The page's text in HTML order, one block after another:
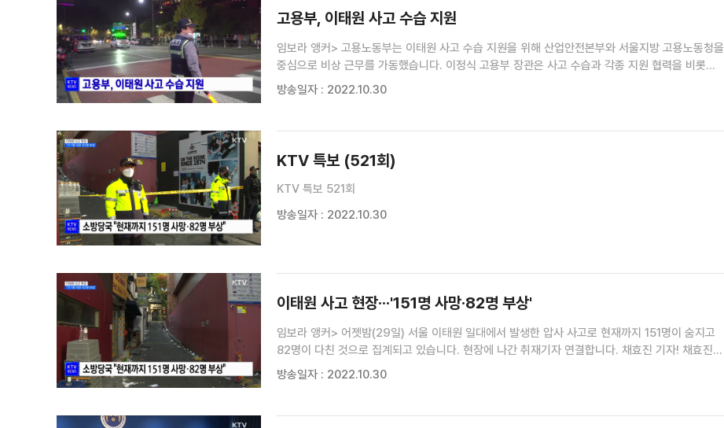
고용부, 이태원 사고 수습 지원
임보라 앵커> 고용노동부는 이태원 사고 수습 지원을 위해 산업안전본부와 서울지방 고용노동청을
중심으로 비상 근무를 가동했습니다. 이정식 고용부 장관은 사고 수습과 각종 지원 협력을 비롯해
비상근무 가동과 공직기강 확립 등을 지시했습니다. 이 장관은 오늘 오후 긴급회의를 열고 각종
방송일자 : 2022.10.30
KTV 특보 (521회)
KTV 특보 521회
방송일자 : 2022.10.30
이태원 사고 현장···'151명 사망·82명 부상'
임보라 앵커> 어젯밤(29일) 서울 이태원 일대에서 발생한 압사 사고로 현재까지 151명이 숨지고
82명이 다친 것으로 집계되고 있습니다. 현장에 나간 취재기자 연결합니다. 채효진 기자! 채효진
기자> (장소: 서울 용산구 이태원동) 네, 서울 이태원동에 나와있습니다. 제 뒤로 보이는 곳이
방송일자 : 2022.10.30